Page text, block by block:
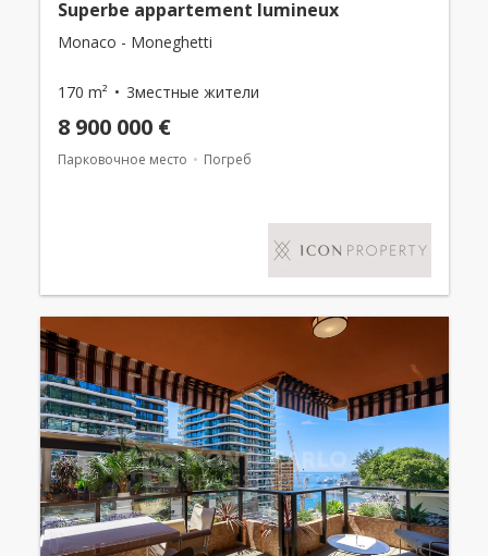
Superbe appartement lumineux
Monaco - Moneghetti
170 m² 3местные жители
8 900 000 €
Парковочное место Погреб